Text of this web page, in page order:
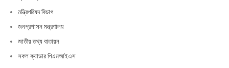
মন্ত্রিপরিষদ বিভাগ
জনপ্রশাসন মন্ত্রণালয়
জাতীয় তথ্য বাতায়ন
সকল ক্যাডার পিএমআইএস